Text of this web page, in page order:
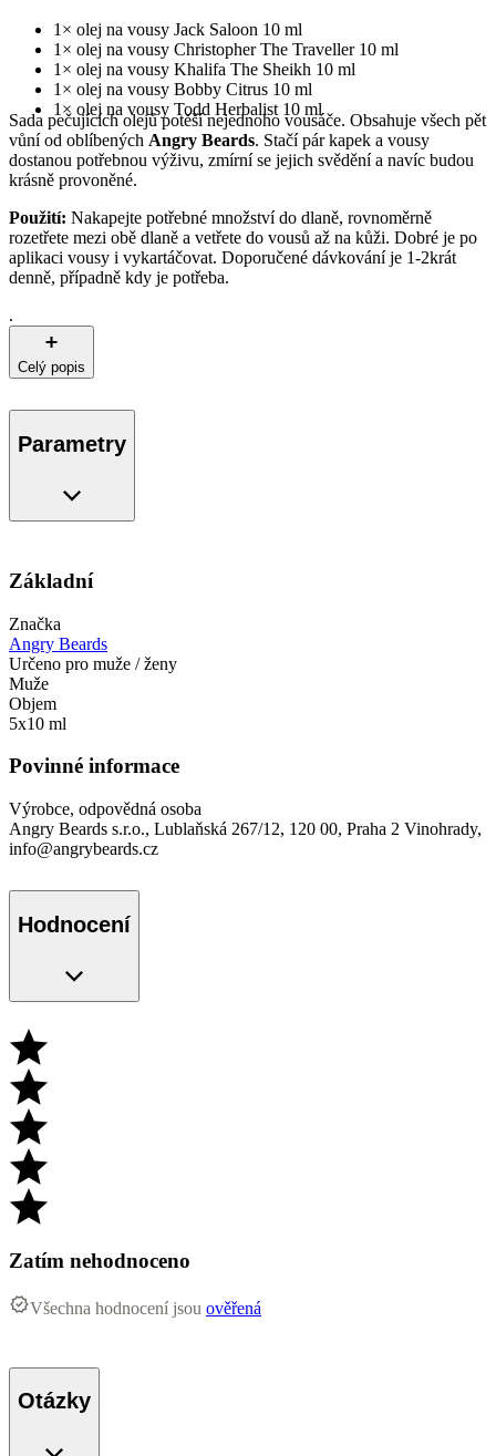
1× olej na vousy Jack Saloon 10 ml
1× olej na vousy Christopher The Traveller 10 ml
1× olej na vousy Khalifa The Sheikh 10 ml
1× olej na vousy Bobby Citrus 10 ml
1× olej na vousy Todd Herbalist 10 ml
Sada pečujících olejů potěší nejednoho vousáče. Obsahuje všech pět
vůní od oblíbených Angry Beards. Stačí pár kapek a vousy
dostanou potřebnou výživu, zmírní se jejich svědění a navíc budou
krásně provoněné.
Použití: Nakapejte potřebné množství do dlaně, rovnoměrně
rozetřete mezi obě dlaně a vetřete do vousů až na kůži. Dobré je po
aplikaci vousy i vykartáčovat. Doporučené dávkování je 1-2krát
denně, případně kdy je potřeba.
.
Celý popis
Parametry
Základní
Značka
Angry Beards
Určeno pro muže / ženy
Muže
Objem
5x10 ml
Povinné informace
Výrobce, odpovědná osoba
Angry Beards s.r.o., Lublaňská 267/12, 120 00, Praha 2 Vinohrady,
info@angrybeards.cz
Hodnocení
Zatím nehodnoceno
Všechna hodnocení jsou ověřená
Otázky